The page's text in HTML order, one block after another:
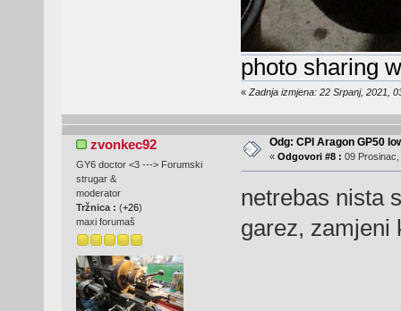
photo sharing
« Zadnja izmjena: 22 Srpanj, 2021,
zvonkec92
GY6 doctor <3 ---> Forumski
strugar &
moderator
Tržnica : (+26)
maxi forumaš
Odg: CPI Aragon GP50
« Odgovori #8 : 09
netrebas nista
garez, zamjeni